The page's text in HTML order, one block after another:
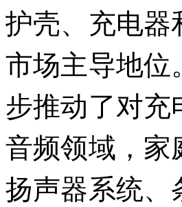
护壳、充电
市场主导地
步推动了对
音频领域，
扬声器系统